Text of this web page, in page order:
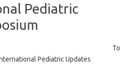
Pediatric
To
Pediatric Updates